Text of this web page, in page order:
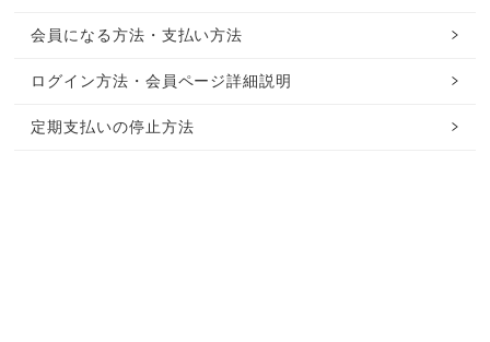
会員になる方法・支払い方法
ログイン方法・会員ページ詳細説明
定期支払いの停止方法